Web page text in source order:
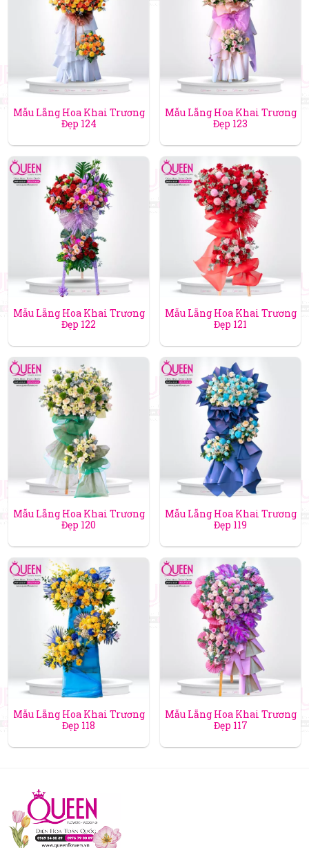
Mẫu Lẵng Hoa Khai Trương
Đẹp 124
Mẫu Lẵng Hoa Khai Trương
Đẹp 123
Mẫu Lẵng Hoa Khai Trương
Đẹp 122
Mẫu Lẵng Hoa Khai Trương
Đẹp 121
Mẫu Lẵng Hoa Khai Trương
Đẹp 120
Mẫu Lẵng Hoa Khai Trương
Đẹp 119
Mẫu Lẵng Hoa Khai Trương
Đẹp 118
Mẫu Lẵng Hoa Khai Trương
Đẹp 117